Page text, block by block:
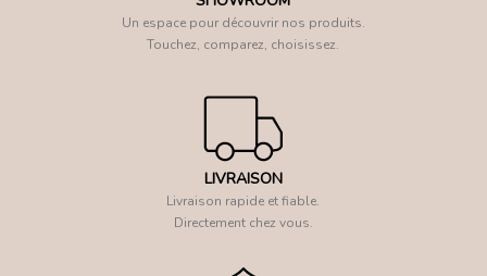
Un espace pour découvrir nos produits.
Touchez, comparez, choisissez.
LIVRAISON
Livraison rapide et fiable.
Directement chez vous.